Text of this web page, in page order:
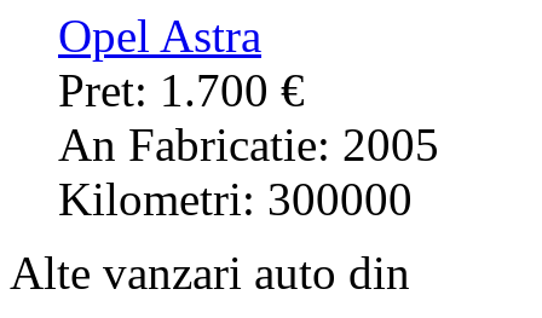
Opel Astra
Pret: 1.700 €
An Fabricatie: 2005
Kilometri: 300000
Alte vanzari auto din